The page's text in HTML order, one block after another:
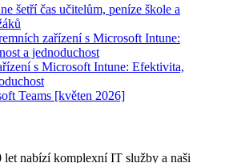
šetří čas učitelům, peníze škole a
zařízení s Microsoft Intune:
a jednoduchost
s Microsoft Intune: Efektivita,
Teams [květen 2026]
nabízí komplexní IT služby a naši